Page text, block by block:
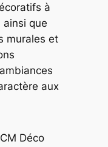
à
que
murales et
aux
Déco